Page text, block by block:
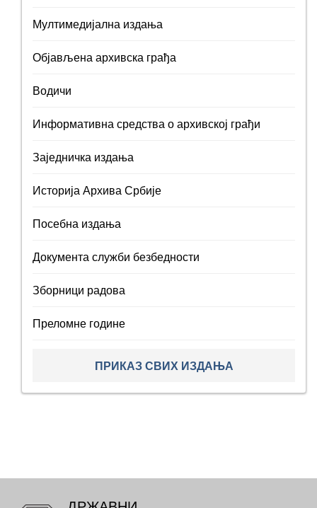
Мултимедијална издања
Објављена архивска грађа
Водичи
Информативна средства о архивској грађи
Заједничка издања
Историја Архива Србије
Посебна издања
Документа служби безбедности
Зборници радова
Преломне године
ПРИКАЗ СВИХ ИЗДАЊА